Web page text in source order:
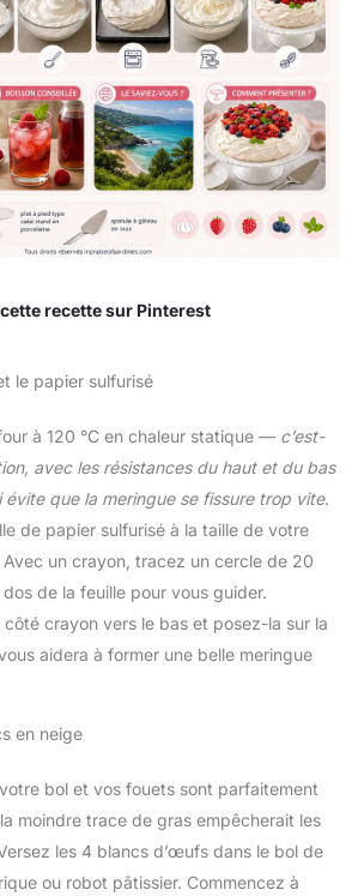
recette sur Pinterest
le papier sulfurisé
à 120 °C en chaleur statique — c’est-
avec les résistances du haut et du bas
évite que la meringue se fissure trop vite.
de papier sulfurisé à la taille de votre
un crayon, tracez un cercle de 20
de la feuille pour vous guider.
côté crayon vers le bas et posez-la sur la
aidera à former une belle meringue
en neige
bol et vos fouets sont parfaitement
moindre trace de gras empêcherait les
les 4 blancs d’œufs dans le bol de
ou robot pâtissier. Commencez à